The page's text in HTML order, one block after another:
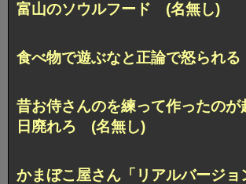
富山のソウルフード (名無し)
食べ物で遊ぶなと正論で怒られ
昔お侍さんのを練って作ったのが
日廃れろ (名無し)
かまぼこ屋さん「リアルバージョ